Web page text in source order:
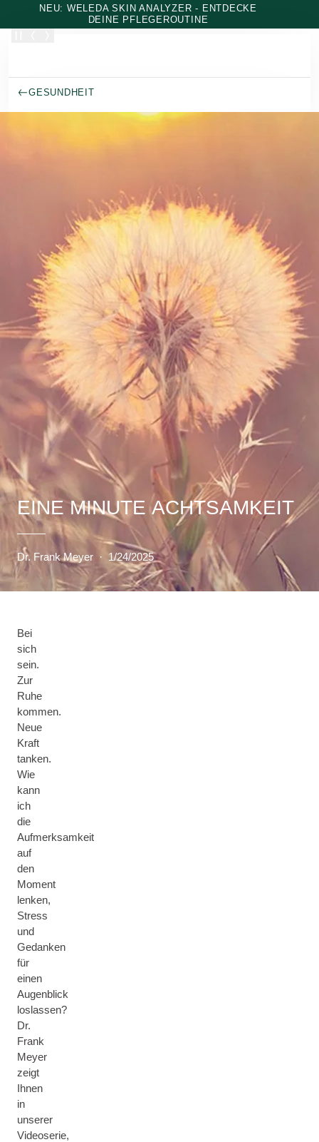
Zum Hauptinhalt wechseln
NEU: WELEDA SKIN ANALYZER - ENTDECKE
DEINE PFLEGEROUTINE
GESUNDHEIT
EINE MINUTE ACHTSAMKEIT
Dr. Frank Meyer · 1/24/2025
Bei
sich
sein.
Zur
Ruhe
kommen.
Neue
Kraft
tanken.
Wie
kann
ich
die
Aufmerksamkeit
auf
den
Moment
lenken,
Stress
und
Gedanken
für
einen
Augenblick
loslassen?
Dr.
Frank
Meyer
zeigt
Ihnen
in
unserer
Videoserie,